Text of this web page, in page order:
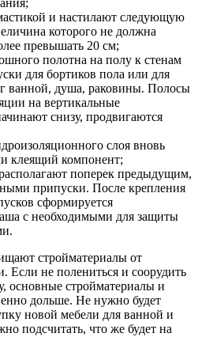
и настилают следующую
которого не должна
превышать 20 см;
полотна на полу к стенам
для бортиков пола или для
ванной, душа, раковины. Полосы
на вертикальные
снизу, продвигаются
слоя вновь
клеящий компонент;
поперек предыдущим,
припуски. После крепления
сформируется
с необходимыми для защиты
стройматериалы от
Если не полениться и соорудить
основные стройматериалы и
дольше. Не нужно будет
новой мебели для ванной и
подсчитать, что же будет на